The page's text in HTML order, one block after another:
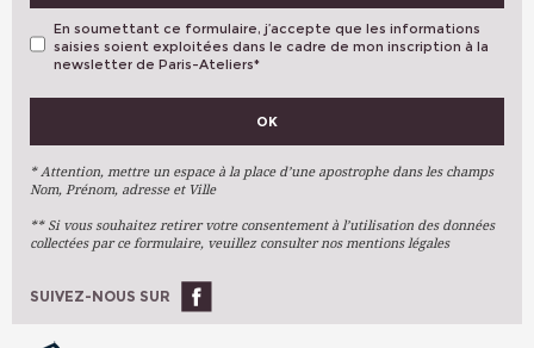
INTERVENANT (E) MICHELSON Ivan
PLACES DISPONIBLES Complet
VOS PRÉFÉRENCES
Arts Plastiques
Arts Du Texte
Arts Numériques
Ateliers À L'année
En soumettant ce formulaire, j’accepte que les informations
saisies soient exploitées dans le cadre de mon inscription à la
newsletter de Paris-Ateliers*
OK
* Attention, mettre un espace à la place d’une apostrophe dans les champs
Nom, Prénom, adresse et Ville
** Si vous souhaitez retirer votre consentement à l’utilisation des données
collectées par ce formulaire, veuillez consulter nos mentions légales
SUIVEZ-NOUS SUR